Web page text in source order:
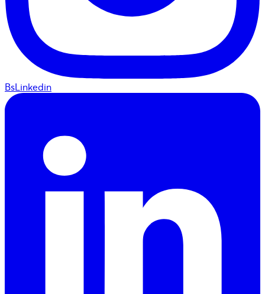
BsLinkedin